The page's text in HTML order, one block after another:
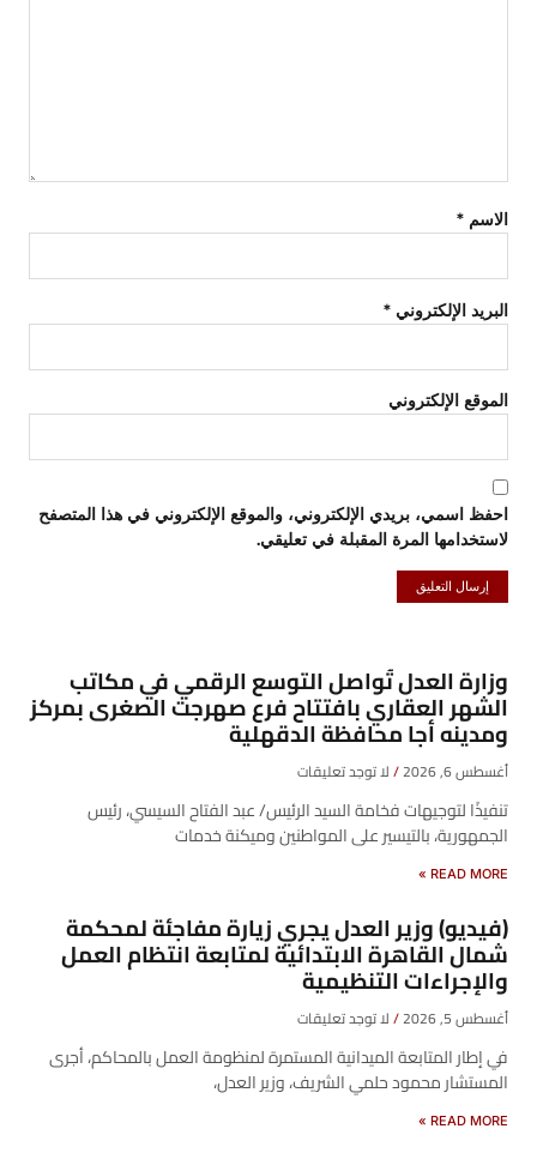
الاسم *
البريد الإلكتروني *
الموقع الإلكتروني
احفظ اسمي، بريدي الإلكتروني، والموقع الإلكتروني في هذا المتصفح
لاستخدامها المرة المقبلة في تعليقي.
وزارة العدل تُواصل التوسع الرقمي في مكاتب
الشهر العقاري بافتتاح فرع صهرجت الصغرى بمركز
ومدينه أجا محافظة الدقهلية
أغسطس 6, 2026 لا توجد تعليقات
تنفيذًا لتوجيهات فخامة السيد الرئيس/ عبد الفتاح السيسي، رئيس
الجمهورية، بالتيسير على المواطنين وميكنة خدمات
READ MORE »
(فيديو) وزير العدل يجري زيارة مفاجئة لمحكمة
شمال القاهرة الابتدائية لمتابعة انتظام العمل
والإجراءات التنظيمية
أغسطس 5, 2026 لا توجد تعليقات
في إطار المتابعة الميدانية المستمرة لمنظومة العمل بالمحاكم، أجرى
المستشار محمود حلمي الشريف، وزير العدل،
READ MORE »